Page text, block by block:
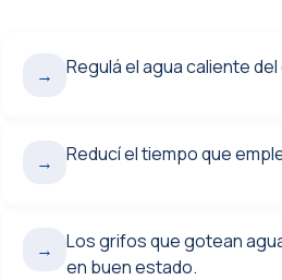
→ Regulá el agua caliente
→ Reducí el tiempo que
→
Los grifos que gotean
en buen estado.